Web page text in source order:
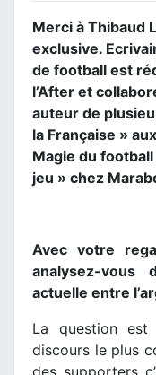
Merci à Thibaud
exclusive.
de football est
l’After et
auteur de
la Française »
Magie du
jeu » chez
Avec votre
analysez-
actuelle entre
La question
discours le plus
des supporters